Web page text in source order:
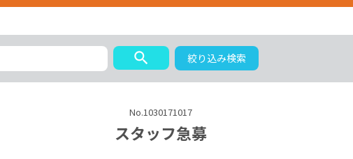
search 絞り込み検索
No.1030171017
スタッフ急募